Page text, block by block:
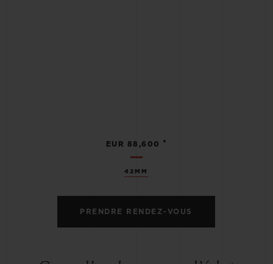
42MM
EUR 88,600 •
PRENDRE RENDEZ-VOUS